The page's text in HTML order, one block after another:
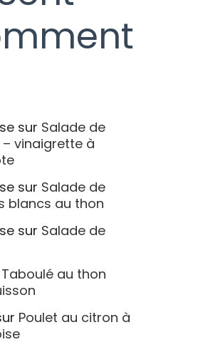
sur Salade de
– vinaigrette à
sur Salade de
blancs au thon
sur Salade de
Taboulé au thon
Poulet au citron à